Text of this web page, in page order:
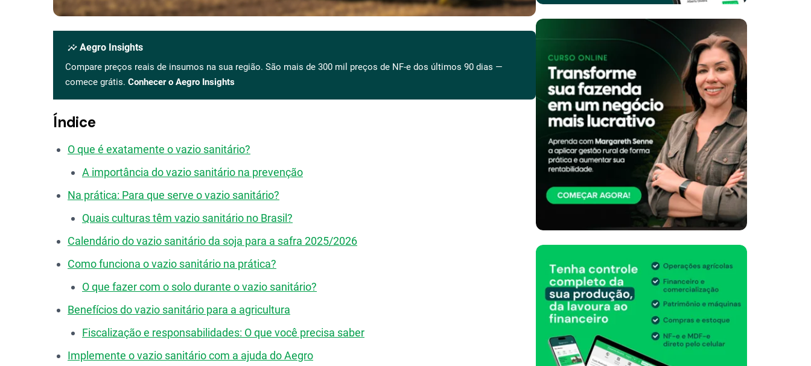
insights Aegro Insights
Compare preços reais de insumos na sua região. São mais de 300 mil preços de NF-e dos últimos 90 dias —
comece grátis. Conhecer o Aegro Insights
Índice
O que é exatamente o vazio sanitário?
A importância do vazio sanitário na prevenção
Na prática: Para que serve o vazio sanitário?
Quais culturas têm vazio sanitário no Brasil?
Calendário do vazio sanitário da soja para a safra 2025/2026
Como funciona o vazio sanitário na prática?
O que fazer com o solo durante o vazio sanitário?
Benefícios do vazio sanitário para a agricultura
Fiscalização e responsabilidades: O que você precisa saber
Implemente o vazio sanitário com a ajuda do Aegro